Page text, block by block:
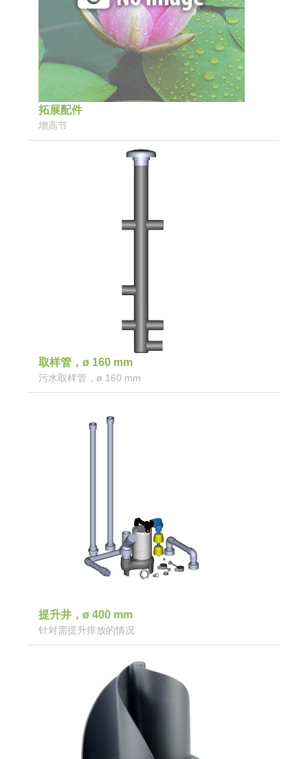
拓展配件
增高节
取样管，ø 160 mm
污水取样管，ø 160 mm
提升井，ø 400 mm
针对需提升排放的情况